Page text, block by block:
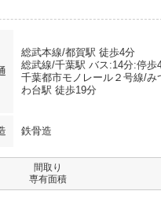
総武本線/都賀駅 徒歩4分
総武線/千葉駅 バス:14分:停歩
千葉都市モノレール２号線/み
わ台駅 徒歩19分
鉄骨造
間取り
専有面積